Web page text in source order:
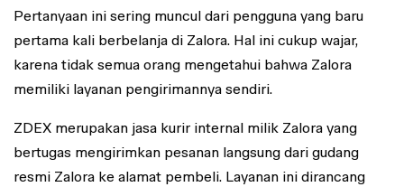
Pertanyaan ini sering muncul dari pengguna yang baru
pertama kali berbelanja di Zalora. Hal ini cukup wajar,
karena tidak semua orang mengetahui bahwa Zalora
memiliki layanan pengirimannya sendiri.
ZDEX merupakan jasa kurir internal milik Zalora yang
bertugas mengirimkan pesanan langsung dari gudang
resmi Zalora ke alamat pembeli. Layanan ini dirancang